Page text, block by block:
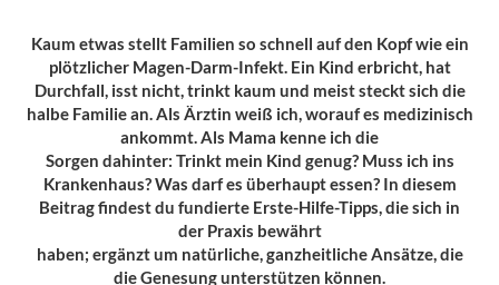
Kaum etwas stellt Familien so schnell auf den Kopf wie ein
plötzlicher Magen-Darm-Infekt. Ein Kind erbricht, hat
Durchfall, isst nicht, trinkt kaum und meist steckt sich die
halbe Familie an. Als Ärztin weiß ich, worauf es medizinisch
ankommt. Als Mama kenne ich die
Sorgen dahinter: Trinkt mein Kind genug? Muss ich ins
Krankenhaus? Was darf es überhaupt essen? In diesem
Beitrag findest du fundierte Erste-Hilfe-Tipps, die sich in
der Praxis bewährt
haben; ergänzt um natürliche, ganzheitliche Ansätze, die
die Genesung unterstützen können.